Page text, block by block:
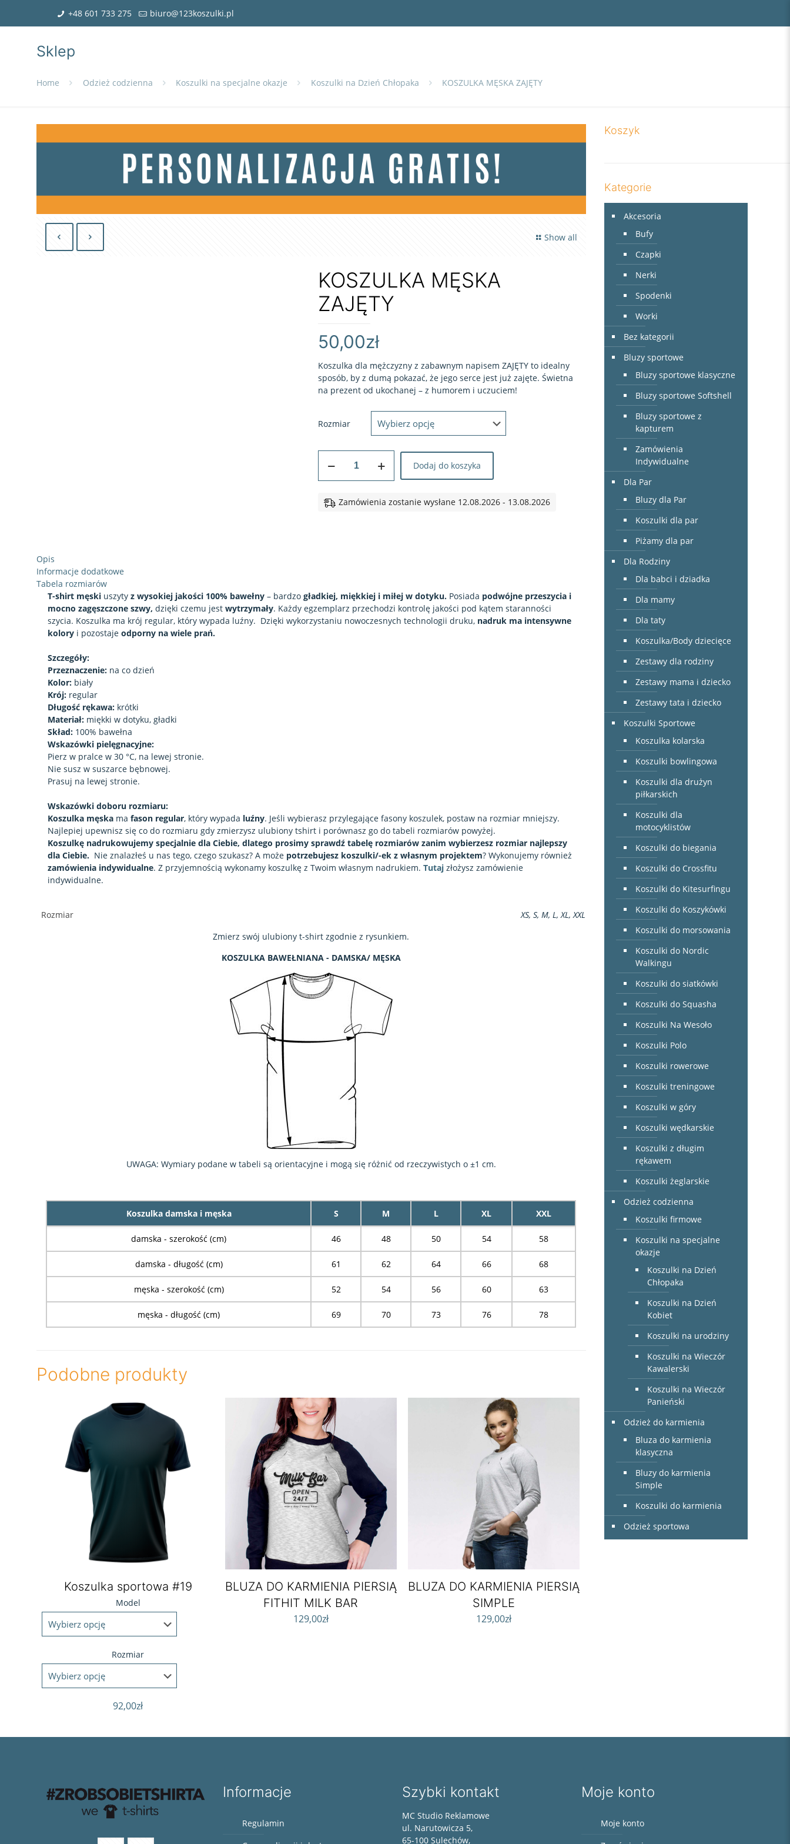
+48 601 733 275 biuro@123koszulki.pl
Sklep
Home Odzież codzienna Koszulki na specjalne okazje Koszulki na Dzień Chłopaka KOSZULKA MĘSKA ZAJĘTY
Show all
KOSZULKA MĘSKA
ZAJĘTY
50,00zł
Koszulka dla mężczyzny z zabawnym napisem ZAJĘTY to idealny
sposób, by z dumą pokazać, że jego serce jest już zajęte. Świetna
na prezent od ukochanej – z humorem i uczuciem!
Rozmiar
KOSZULKA
MĘSKA
Dodaj do koszyka
Zamówienia zostanie wysłane 12.08.2026 - 13.08.2026
Opis
Informacje dodatkowe
Tabela rozmiarów
T-shirt męski uszytyz wysokiej jakości 100% bawełny – bardzo gładkiej, miękkiej i miłej w dotyku. Posiada podwójne przeszycia i
mocno zagęszczone szwy, dzięki czemu jestwytrzymały. Każdy egzemplarz przechodzi kontrolę jakości pod kątem staranności
szycia. Koszulka ma krój regular, który wypada luźny. Dzięki wykorzystaniu nowoczesnych technologii druku, nadruk ma intensywne
kolory i pozostajeodporny na wiele prań.
Szczegóły:
Przeznaczenie: na co dzień
Kolor: biały
Krój: regular
Długość rękawa: krótki
Materiał: miękki w dotyku, gładki
Skład: 100% bawełna
Wskazówki pielęgnacyjne:
Pierz w pralce w 30 °C, na lewej stronie.
Nie susz w suszarce bębnowej.
Prasuj na lewej stronie.
Wskazówki doboru rozmiaru:
Koszulka męska mafason regular, który wypada luźny. Jeśli wybierasz przylegające fasony koszulek, postaw na rozmiar mniejszy.
Najlepiej upewnisz się co do rozmiaru gdy zmierzysz ulubiony tshirt i porównasz go do tabeli rozmiarów powyżej.
Koszulkę nadrukowujemy specjalnie dla Ciebie, dlatego prosimy sprawdź tabelę rozmiarów zanim wybierzesz rozmiar najlepszy
dla Ciebie. Nie znalazłeś u nas tego, czego szukasz? A może potrzebujesz koszulki/-ek z własnym projektem? Wykonujemy również
zamówienia indywidualne. Z przyjemnością wykonamy koszulkę z Twoim własnym nadrukiem.Tutaj złożysz zamówienie
indywidualne.
Rozmiar
XS, S, M, L, XL, XXL
Zmierz swój ulubiony t-shirt zgodnie z rysunkiem.
KOSZULKA BAWEŁNIANA - DAMSKA/ MĘSKA
UWAGA: Wymiary podane w tabeli są orientacyjne i mogą się różnić od rzeczywistych o ±1 cm.
Koszulka damska i męska S M L XL XXL
damska - szerokość (cm) 46 48 50 54 58
damska - długość (cm) 61 62 64 66 68
męska - szerokość (cm) 52 54 56 60 63
męska - długość (cm) 69 70 73 76 78
Podobne produkty
Koszulka sportowa #19
Model
Rozmiar
92,00zł
BLUZA DO KARMIENIA PIERSIĄ
FITHIT MILK BAR
129,00zł
BLUZA DO KARMIENIA PIERSIĄ
SIMPLE
129,00zł
Koszyk
Kategorie
Akcesoria
Bufy
Czapki
Nerki
Spodenki
Worki
Bez kategorii
Bluzy sportowe
Bluzy sportowe klasyczne
Bluzy sportowe Softshell
Bluzy sportowe z
kapturem
Zamówienia
Indywidualne
Dla Par
Bluzy dla Par
Koszulki dla par
Piżamy dla par
Dla Rodziny
Dla babci i dziadka
Dla mamy
Dla taty
Koszulka/Body dziecięce
Zestawy dla rodziny
Zestawy mama i dziecko
Zestawy tata i dziecko
Koszulki Sportowe
Koszulka kolarska
Koszulki bowlingowa
Koszulki dla drużyn
piłkarskich
Koszulki dla
motocyklistów
Koszulki do biegania
Koszulki do Crossfitu
Koszulki do Kitesurfingu
Koszulki do Koszykówki
Koszulki do morsowania
Koszulki do Nordic
Walkingu
Koszulki do siatkówki
Koszulki do Squasha
Koszulki Na Wesoło
Koszulki Polo
Koszulki rowerowe
Koszulki treningowe
Koszulki w góry
Koszulki wędkarskie
Koszulki z długim
rękawem
Koszulki żeglarskie
Odzież codzienna
Koszulki firmowe
Koszulki na specjalne
okazje
Koszulki na Dzień
Chłopaka
Koszulki na Dzień
Kobiet
Koszulki na urodziny
Koszulki na Wieczór
Kawalerski
Koszulki na Wieczór
Panieński
Odzież do karmienia
Bluza do karmienia
klasyczna
Bluzy do karmienia
Simple
Koszulki do karmienia
Odzież sportowa
Informacje
Regulamin
Szybki kontakt
MC Studio Reklamowe
ul. Narutowicza 5,
65-100 Sulechów,
Moje konto
Moje konto